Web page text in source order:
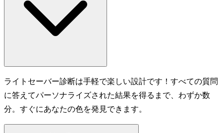
ライトセーバー診断は手軽で楽しい設計です！すべての質問
に答えてパーソナライズされた結果を得るまで、わずか数
分。すぐにあなたの色を発見できます。